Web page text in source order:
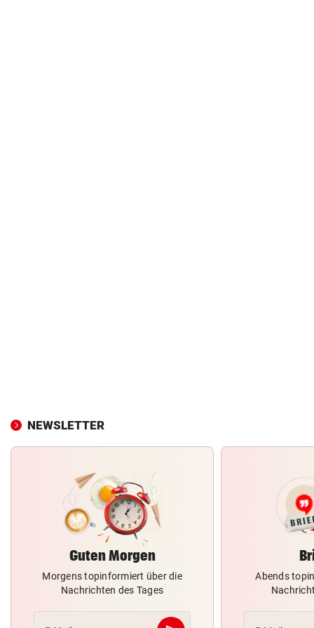
NEWSLETTER
Guten Morgen
Morgens topinformiert über die
Nachrichten des Tages
Abends